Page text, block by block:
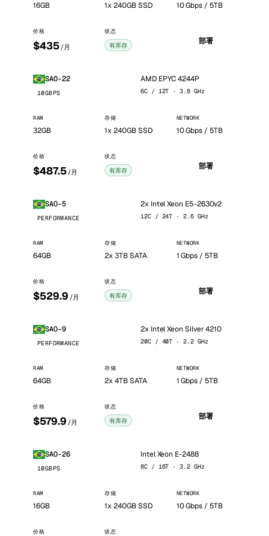
16GB 1x 240GB SSD 10 Gbps / 5TB
价格
$435 /月
状态
有库存 部署
SAO-22
10GBPS
AMD EPYC 4244P
6C / 12T · 3.8 GHz
RAM
32GB
存储
1x 240GB SSD
NETWORK
10 Gbps / 5TB
价格
$487.5 /月
状态
有库存 部署
SAO-5
PERFORMANCE
2x Intel Xeon E5-2630v2
12C / 24T · 2.6 GHz
RAM
64GB
存储
2x 3TB SATA
NETWORK
1 Gbps / 5TB
价格
$529.9 /月
状态
有库存 部署
SAO-9
PERFORMANCE
2x Intel Xeon Silver 4210
20C / 40T · 2.2 GHz
RAM
64GB
存储
2x 4TB SATA
NETWORK
1 Gbps / 5TB
价格
$579.9 /月
状态
有库存 部署
SAO-26
10GBPS
Intel Xeon E-2488
8C / 16T · 3.2 GHz
RAM
16GB
存储
1x 240GB SSD
NETWORK
10 Gbps / 5TB
价格 状态